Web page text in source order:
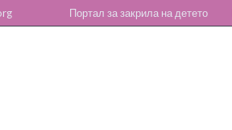
Портал за закрила на детето